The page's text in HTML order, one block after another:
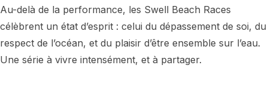
Au-delà de la performance, les Swell Beach Races
célèbrent un état d’esprit : celui du dépassement de soi, du
respect de l’océan, et du plaisir d’être ensemble sur l’eau.
Une série à vivre intensément, et à partager.